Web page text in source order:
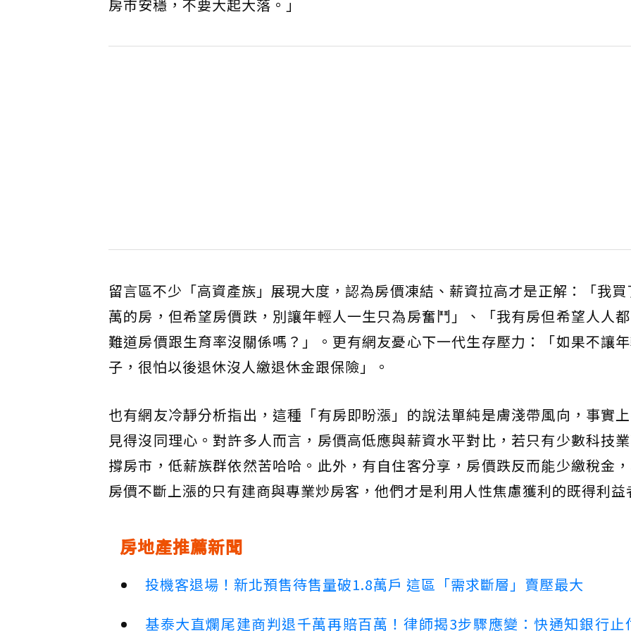
房市安穩，不要大起大落。」
留言區不少「高資產族」展現大度，認為房價凍結、薪資拉高才是正解：「我
萬的房，但希望房價跌，別讓年輕人一生只為房奮鬥」、「我有房但希望人人都
難道房價跟生育率沒關係嗎？」。更有網友憂心下一代生存壓力：「如果不讓
子，很怕以後退休沒人繳退休金跟保險」。
也有網友冷靜分析指出，這種「有房即盼漲」的說法單純是膚淺帶風向，事實
見得沒同理心。對許多人而言，房價高低應與薪資水平對比，若只有少數科技
撐房市，低薪族群依然苦哈哈。此外，有自住客分享，房價跌反而能少繳稅金
房價不斷上漲的只有建商與專業炒房客，他們才是利用人性焦慮獲利的既得利益
房地產推薦新聞
投機客退場！新北預售待售量破1.8萬戶 這區「需求斷層」賣壓最大
基泰大直爛尾建商判退千萬再賠百萬！律師揭3步驟應變：快通知銀行止